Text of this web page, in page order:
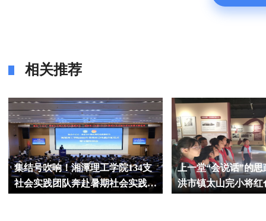
相关推荐
集结号吹响！湘潭理工学院134支
社会实践团队奔赴暑期社会实践现
上一堂“会说话”的思
洪市镇太山完小将红